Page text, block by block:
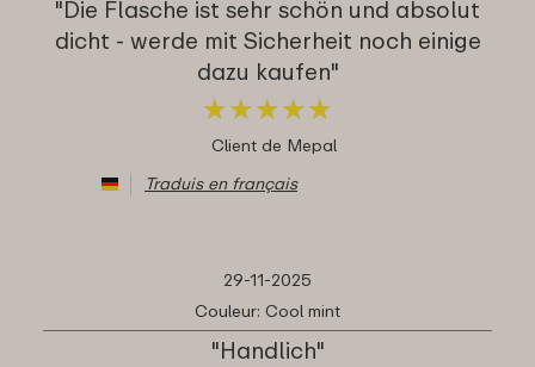
"Die Flasche ist sehr schön und absolut
dicht - werde mit Sicherheit noch einige
dazu kaufen"
★★★★★
★★★★★
Client de Mepal
Traduis en français
29-11-2025
Couleur: Cool mint
"Handlich"